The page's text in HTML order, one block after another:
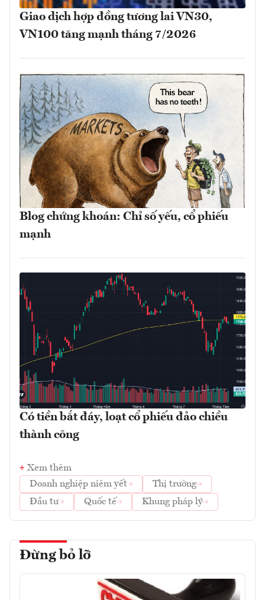
Giao dịch hợp đồng tương lai VN30,
VN100 tăng mạnh tháng 7/2026
Blog chứng khoán: Chỉ số yếu, cổ phiếu
mạnh
Có tiền bắt đáy, loạt cổ phiếu đảo chiều
thành công
Xem thêm
Doanh nghiệp niêm yết
Thị trường
Đầu tư
Quốc tế Khung pháp lý
Đừng bỏ lỡ